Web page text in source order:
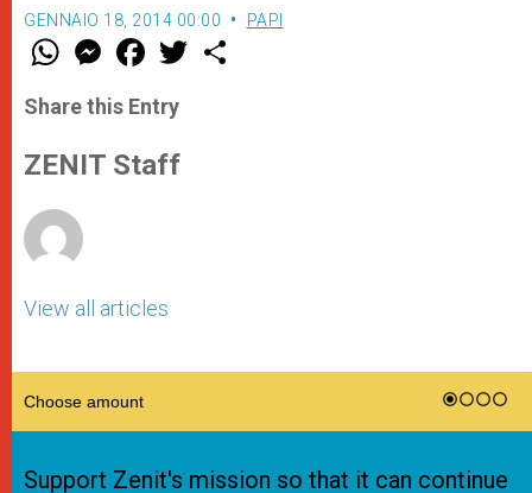
GENNAIO 18, 2014 00:00 PAPI
W
t
s
p
p
M
e
s
e
g
e
F
a
e
b
o
k
w
Share this Entry
ZENIT Staff
View all articles